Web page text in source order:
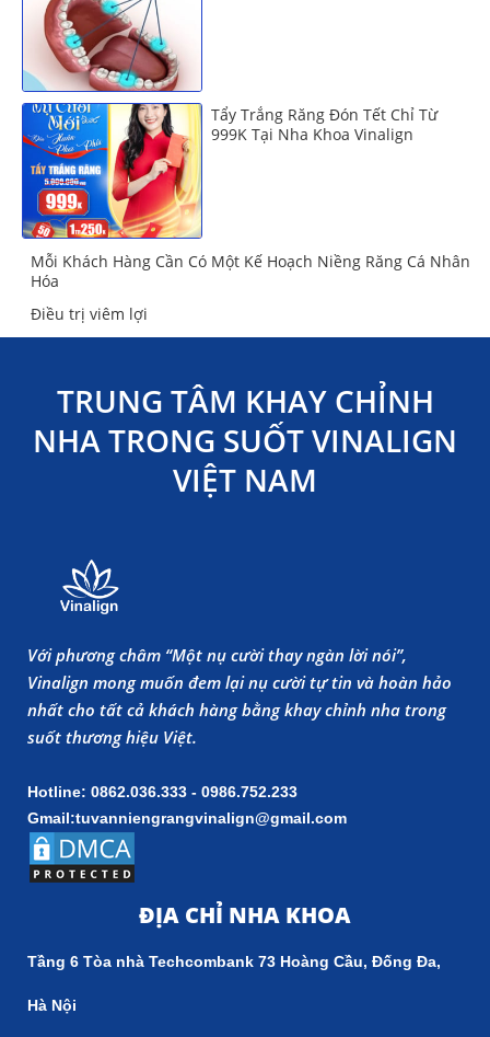
Tẩy Trắng Răng Đón Tết Chỉ Từ
999K Tại Nha Khoa Vinalign
Mỗi Khách Hàng Cần Có Một Kế Hoạch Niềng Răng Cá Nhân
Hóa
Điều trị viêm lợi
TRUNG TÂM KHAY CHỈNH
NHA TRONG SUỐT VINALIGN
VIỆT NAM
Với phương châm “Một nụ cười thay ngàn lời nói”,
Vinalign mong muốn đem lại nụ cười tự tin và hoàn hảo
nhất cho tất cả khách hàng bằng khay chỉnh nha trong
suốt thương hiệu Việt.
Hotline: 0862.036.333 - 0986.752.233
Gmail:tuvanniengrangvinalign@gmail.com
ĐỊA CHỈ NHA KHOA
Tầng 6 Tòa nhà Techcombank 73 Hoàng Cầu, Đống Đa,
Hà Nội